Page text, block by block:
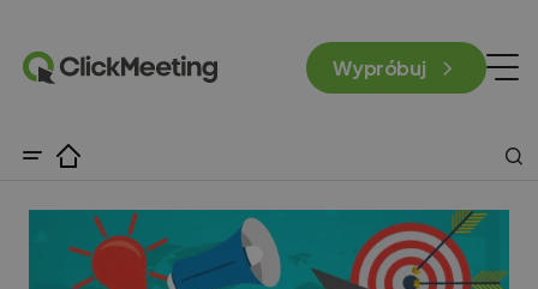
Wypróbuj